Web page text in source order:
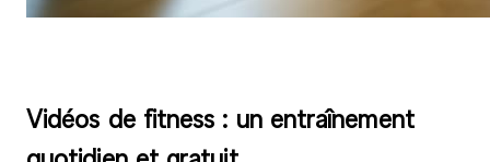
Vidéos de fitness : un entraînement